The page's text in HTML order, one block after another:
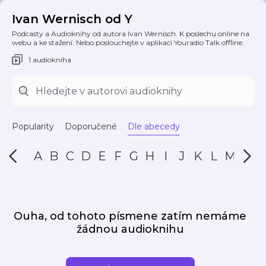
Ivan Wernisch od Y
Podcasty a Audioknihy od autora Ivan Wernisch. K poslechu online na
webu a ke stažení. Nebo poslouchejte v aplikaci Youradio Talk offline.
1 audiokniha
Popularity Doporučené Dle abecedy
A B C D E F G H I J K L M N
Ouha, od tohoto písmene zatím nemáme
žádnou audioknihu